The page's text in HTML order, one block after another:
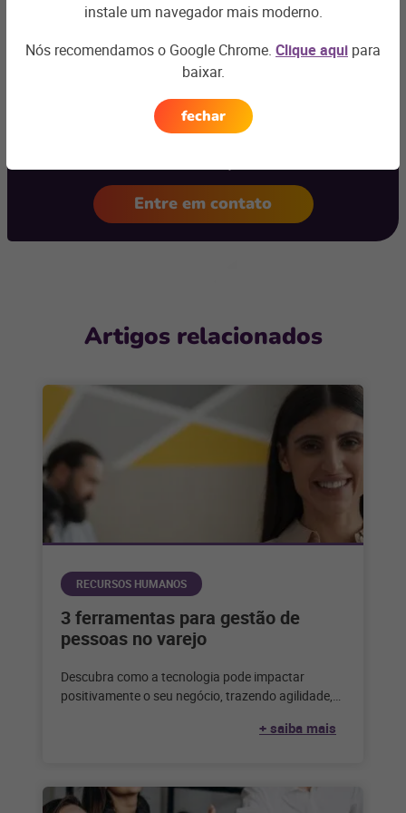
Ficou com
Entre em contato
Artigos relacionados
RECURSOS HUMANOS
3 ferramentas para gestão de
pessoas no varejo
Descubra como a tecnologia pode impactar
positivamente o seu negócio, trazendo agilidade,
+ saiba mais
instale um navegador mais moderno.
Nós recomendamos o Google Chrome. Clique aqui para
baixar.
fechar